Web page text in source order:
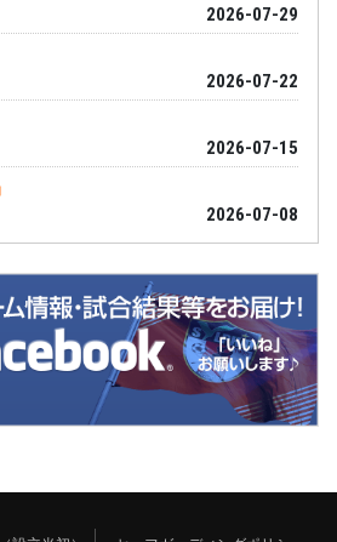
2026-07-29
2026-07-22
2026-07-15
2026-07-08